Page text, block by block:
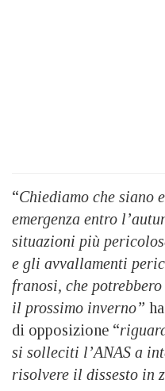
“Chiediamo che siano
emergenza entro
situazioni più
e gli avvallamenti
franosi, che
il prossimo inverno”
di opposizione “
si solleciti l’ANAS a
risolvere il dissesto in